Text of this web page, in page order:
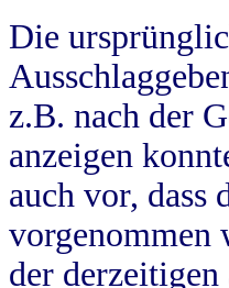
Die
z.B. nach der
anzeigen
auch vor,
vorgenommen
der